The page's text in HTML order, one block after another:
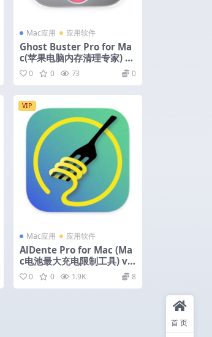
Mac应用 应用软件
Ghost Buster Pro for Ma
c(苹果电脑内存清理专家) v
6.1.0 激活版
0 0 73 0
VIP
Mac应用 应用软件
AlDente Pro for Mac (Ma
c电池最大充电限制工具) v1.
38.1 激活版
0 0 1.9K 8
首页